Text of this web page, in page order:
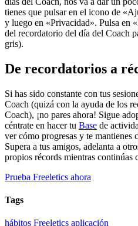
tienes que pulsar en el icono de
y luego en «Privacidad». Pulsa en
del recordatorio del día del Coach
gris).
De recordatorios a
Si has sido constante con tus
Coach (quizá con la ayuda de los
Coach), ¡no pares ahora! Sigue
céntrate en hacer tu Base de
ver cómo progresas y te mantienes
Supera a tus amigos, adelanta a
propios récords mientras continúas
Prueba Freeletics ahora
Tags
hábitos Freeletics aplicación